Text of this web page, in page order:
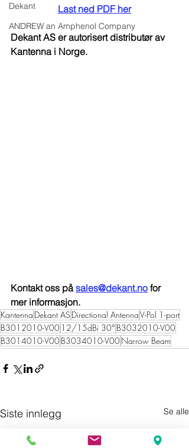
Dekant
ANDREW an Amphenol Company
Last ned PDF her
Dekant AS er autorisert distributør av
Kantenna i Norge.
Kontakt oss på sales@dekant.no for
mer informasjon.
Kantenna Dekant AS Directional AntennaV-Pol 1-port
B3012010-V00 12/15dBi 30° B3032010-V00
B3014010-V00B3034010-V00Narrow Beam
Siste innlegg Se alle